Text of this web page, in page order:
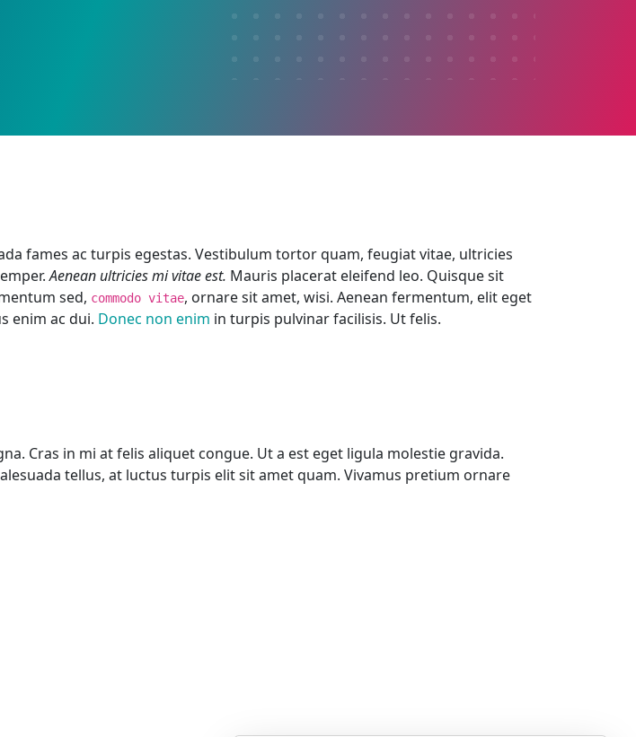
fames ac turpis egestas. Vestibulum tortor quam, feugiat vitae, ultricies
Aenean ultricies mi vitae est. Mauris placerat eleifend leo. Quisque sit
sed, commodo vitae, ornare sit amet, wisi. Aenean fermentum, elit eget
enim ac dui. Donec non enim in turpis pulvinar facilisis. Ut felis.
Cras in mi at felis aliquet congue. Ut a est eget ligula molestie gravida.
tellus, at luctus turpis elit sit amet quam. Vivamus pretium ornare